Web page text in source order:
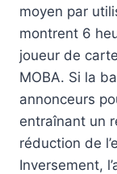
moyen par
montrent 6
joueur de
MOBA. Si la
annonceurs
entraînant un
réduction de
Inversement,